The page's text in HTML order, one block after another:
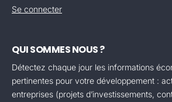
Se connecter
QUI SOMMES NOUS ?
Détectez chaque jour les informations
pertinentes pour votre développement :
entreprises (projets d’investissements,